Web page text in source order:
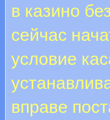
в казино
сейчас
условие
вправе